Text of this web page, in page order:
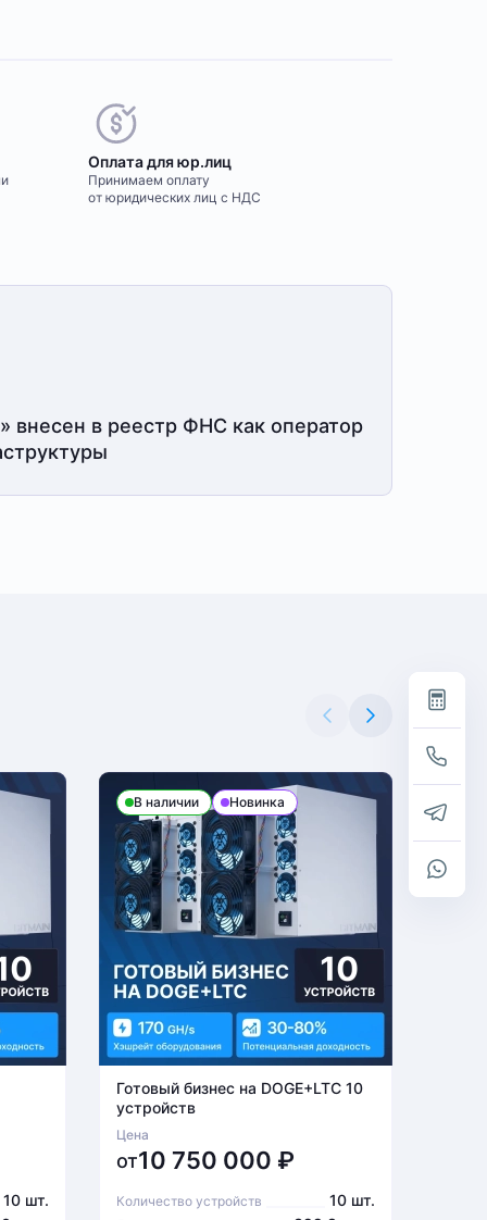
Оплата для юр.лиц
Принимаем оплату
от юридических лиц с НДС
внесен в реестр ФНС как оператор
10 шт.
В наличии Новинка
Готовый бизнес на DOGE+LTC 10
устройств
Цена
от10 750 000 ₽
Количество устройств 10 шт.